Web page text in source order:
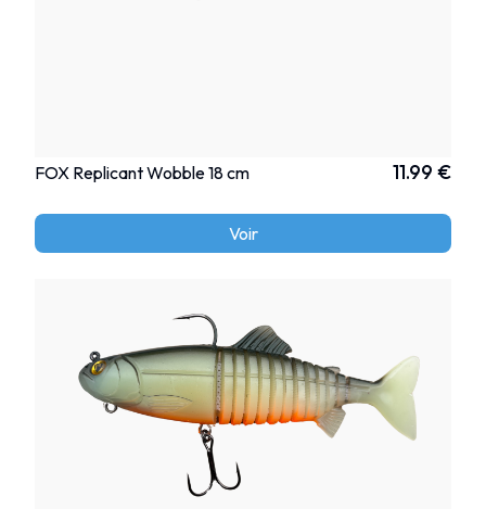
FOX Replicant Wobble 18 cm 11.99 €
Voir